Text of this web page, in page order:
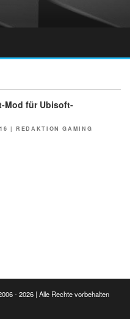
Mod für Ubisoft-
|REDAKTION GAMING
- 2026 | Alle Rechte vorbehalten